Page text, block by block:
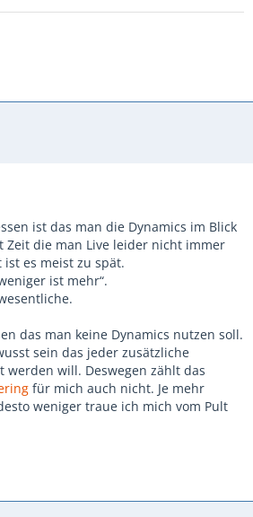
ist das man die Dynamics im Blick
Zeit die man Live leider nicht immer
es meist zu spät.
ist mehr“.
das man keine Dynamics nutzen soll.
sein das jeder zusätzliche
werden will. Deswegen zählt das
für mich auch nicht. Je mehr
weniger traue ich mich vom Pult